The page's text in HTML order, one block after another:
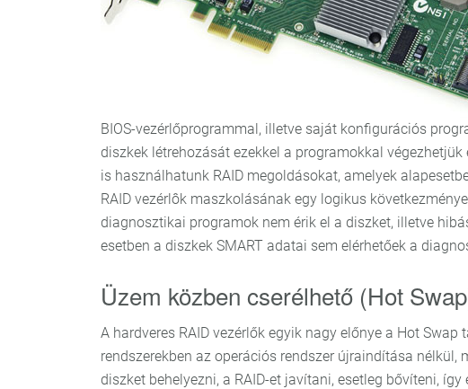
BIOS-vezérlőprogrammal, illetve saját konfigurációs
diszkek létrehozását ezekkel a programokkal
is használhatunk RAID megoldásokat, amelyek
RAID vezérlôk maszkolásának egy logikus
diagnosztikai programok nem érik el a diszket, illetve
esetben a diszkek SMART adatai sem elérhetőek a
Üzem közben cserélhető (Hot
A hardveres RAID vezérlők egyik nagy előnye a Hot
rendszerekben az operációs rendszer újraindítása
diszket behelyezni, a RAID-et javítani, esetleg bővíteni,